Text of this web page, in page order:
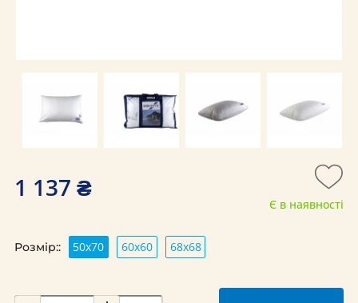
1 137 ₴
Є в наявності
Розмір:: 50х70 60х60 68х68